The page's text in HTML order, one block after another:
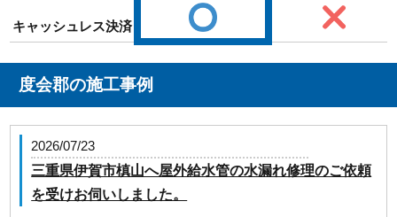
キャッシュレス決済
度会郡の施工事例
2026/07/23
三重県伊賀市槙山へ屋外給水管の水漏れ修理のご依頼
を受けお伺いしました。